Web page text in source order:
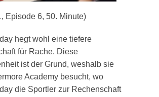
Episode 6, 50. Minute)
hegt wohl eine tiefere
für Rache. Diese
ist der Grund, weshalb sie
Academy besucht, wo
die Sportler zur Rechenschaft